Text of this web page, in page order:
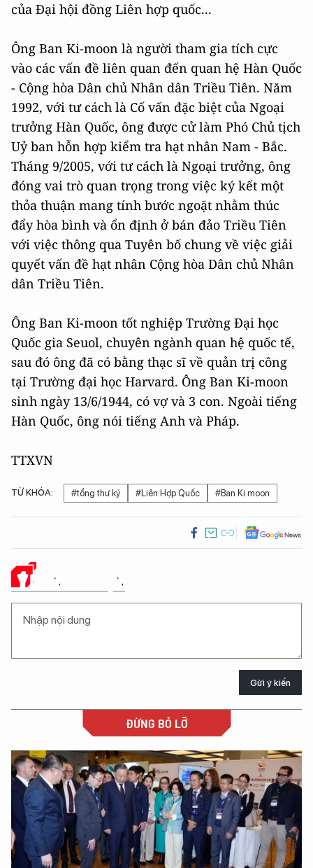
của Đại hội đồng Liên hợp quốc...
Ông Ban Ki-moon là người tham gia tích cực
vào các vấn đề liên quan đến quan hệ Hàn Quốc
- Cộng hòa Dân chủ Nhân dân Triều Tiên. Năm
1992, với tư cách là Cố vấn đặc biệt của Ngoại
trưởng Hàn Quốc, ông được cử làm Phó Chủ tịch
Uỷ ban hỗn hợp kiểm tra hạt nhân Nam - Bắc.
Tháng 9/2005, với tư cách là Ngoại trưởng, ông
đóng vai trò quan trọng trong việc ký kết một
thỏa thuận mang tính bước ngoặt nhằm thúc
đẩy hòa bình và ổn định ở bán đảo Triều Tiên
với việc thông qua Tuyên bố chung về việc giải
quyết vấn đề hạt nhân Cộng hòa Dân chủ Nhân
dân Triều Tiên.
Ông Ban Ki-moon tốt nghiệp Trường Đại học
Quốc gia Seuol, chuyên ngành quan hệ quốc tế,
sau đó ông đã có bằng thạc sĩ về quản trị công
tại Trường đại học Harvard. Ông Ban Ki-moon
sinh ngày 13/6/1944, có vợ và 3 con. Ngoài tiếng
Hàn Quốc, ông nói tiếng Anh và Pháp.
TTXVN
TỪ KHÓA: #tổng thư ký #Liên Hợp Quốc #Ban Ki moon
Ý KIẾN CỦA BẠN
Gửi ý kiến
ĐỪNG BỎ LỠ